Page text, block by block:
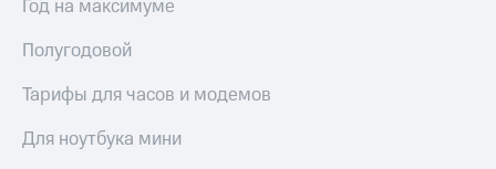
Год на максимуме
Полугодовой
Тарифы для часов и модемов
Для ноутбука мини